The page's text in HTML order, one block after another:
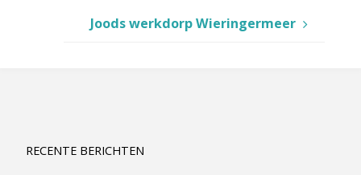
Joods werkdorp Wieringermeer
RECENTE BERICHTEN